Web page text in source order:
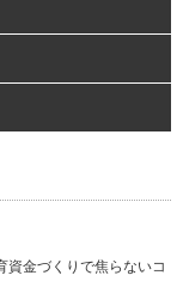
資金づくりで焦らないコ